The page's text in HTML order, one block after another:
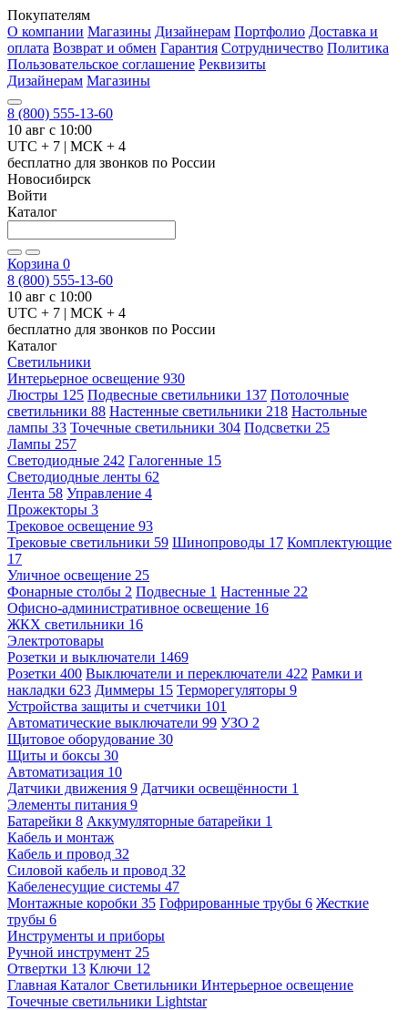
Покупателям
О компании Магазины Дизайнерам Портфолио Доставка и
оплата Возврат и обмен Гарантия Сотрудничество Политика
Пользовательское соглашение Реквизиты
Дизайнерам Магазины
8 (800) 555-13-60
10 авг с 10:00
UTC + 7 | МСК + 4
бесплатно для звонков по России
Новосибирск
Войти
Каталог
Корзина 0
8 (800) 555-13-60
10 авг с 10:00
UTC + 7 | МСК + 4
бесплатно для звонков по России
Каталог
Светильники
Интерьерное освещение 930
Люстры 125 Подвесные светильники 137 Потолочные
светильники 88 Настенные светильники 218 Настольные
лампы 33 Точечные светильники 304 Подсветки 25
Лампы 257
Светодиодные 242 Галогенные 15
Светодиодные ленты 62
Лента 58 Управление 4
Прожекторы 3
Трековое освещение 93
Трековые светильники 59 Шинопроводы 17 Комплектующие
17
Уличное освещение 25
Фонарные столбы 2 Подвесные 1 Настенные 22
Офисно-административное освещение 16
ЖКХ светильники 16
Электротовары
Розетки и выключатели 1469
Розетки 400 Выключатели и переключатели 422 Рамки и
накладки 623 Диммеры 15 Терморегуляторы 9
Устройства защиты и счетчики 101
Автоматические выключатели 99 УЗО 2
Щитовое оборудование 30
Щиты и боксы 30
Автоматизация 10
Датчики движения 9 Датчики освещённости 1
Элементы питания 9
Батарейки 8 Аккумуляторные батарейки 1
Кабель и монтаж
Кабель и провод 32
Силовой кабель и провод 32
Кабеленесущие системы 47
Монтажные коробки 35 Гофрированные трубы 6 Жесткие
трубы 6
Инструменты и приборы
Ручной инструмент 25
Отвертки 13 Ключи 12
Главная Каталог Светильники Интерьерное освещение
Точечные светильники Lightstar